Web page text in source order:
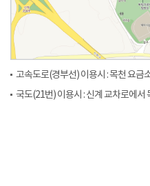
고속도로(경부선) 이용시 : 목천 요금
국도(21번) 이용시 : 신계 교차로에서